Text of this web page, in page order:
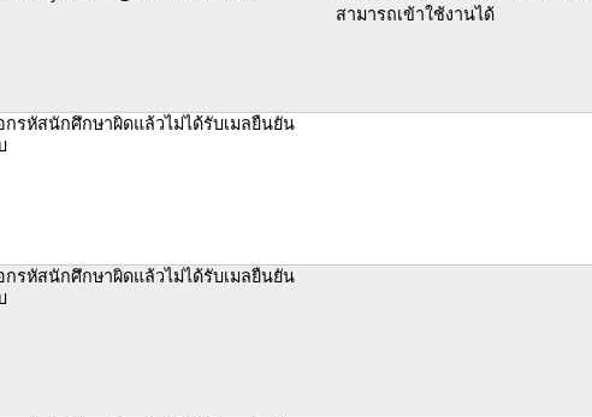
สามารถเข้าใช้งานได้
กรหัสนักศึกษาผิดแล้วไม่ได้รับเมลยืนยัน
กรหัสนักศึกษาผิดแล้วไม่ได้รับเมลยืนยัน